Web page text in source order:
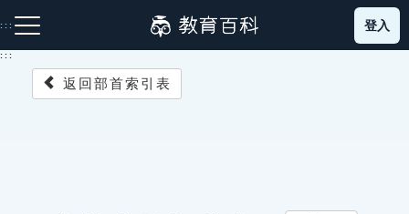
到
主
::: 登入
:::
返回部首索引表